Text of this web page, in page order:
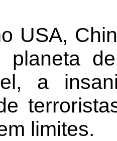
USA,
planeta
a
limites.